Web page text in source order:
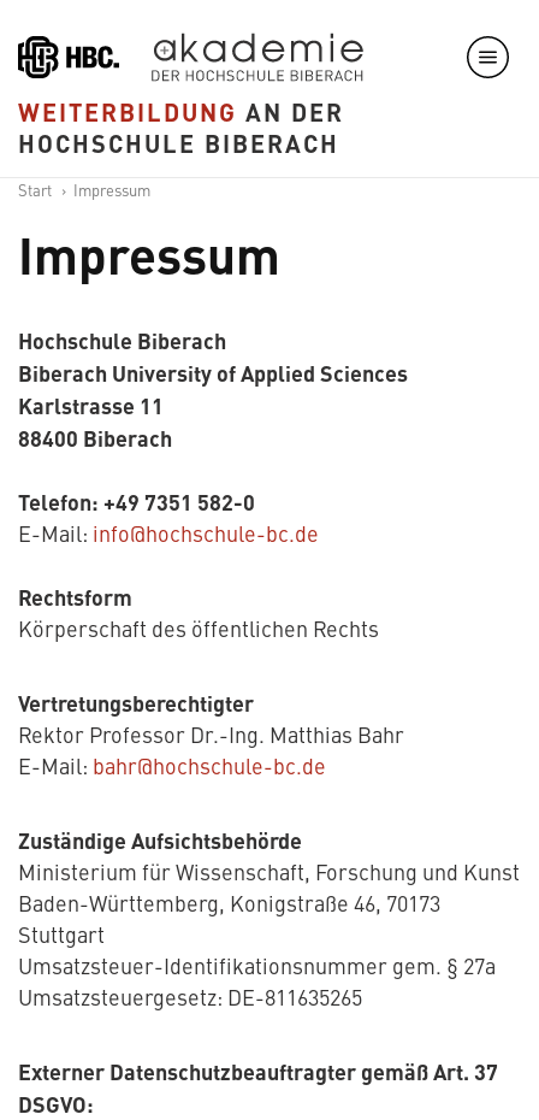
zum
Inhalt
WEITERBILDUNG AN DER
HOCHSCHULE BIBERACH
Start Impressum
Impressum
Hochschule Biberach
Biberach University of Applied Sciences
Karlstrasse 11
88400 Biberach
Telefon: +49 7351 582-0
E-Mail: info@hochschule-bc.de
Rechtsform
Körperschaft des öffentlichen Rechts
Vertretungsberechtigter
Rektor Professor Dr.-Ing. Matthias Bahr
E-Mail: bahr@hochschule-bc.de
Zuständige Aufsichtsbehörde
Ministerium für Wissenschaft, Forschung und Kunst
Baden-Württemberg, Konigstraße 46, 70173
Stuttgart
Umsatzsteuer-Identifikationsnummer gem. § 27a
Umsatzsteuergesetz: DE-811635265
Externer Datenschutzbeauftragter gemäß Art. 37
DSGVO: